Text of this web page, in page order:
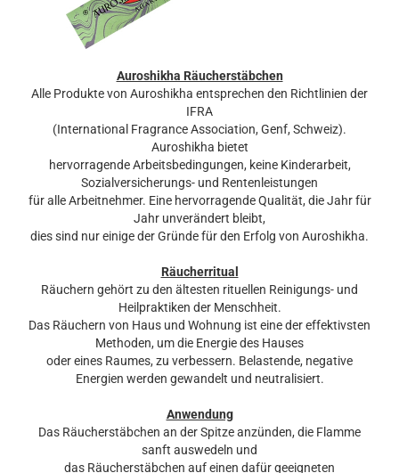
Auroshikha Räucherstäbchen
Alle Produkte von Auroshikha entsprechen den Richtlinien der
IFRA
(International Fragrance Association, Genf, Schweiz).
Auroshikha bietet
hervorragende Arbeitsbedingungen, keine Kinderarbeit,
Sozialversicherungs- und Rentenleistungen
für alle Arbeitnehmer. Eine hervorragende Qualität, die Jahr für
Jahr unverändert bleibt,
dies sind nur einige der Gründe für den Erfolg von Auroshikha.
Räucherritual
Räuchern gehört zu den ältesten rituellen Reinigungs- und
Heilpraktiken der Menschheit.
Das Räuchern von Haus und Wohnung ist eine der effektivsten
Methoden, um die Energie des Hauses
oder eines Raumes, zu verbessern. Belastende, negative
Energien werden gewandelt und neutralisiert.
Anwendung
Das Räucherstäbchen an der Spitze anzünden, die Flamme
sanft auswedeln und
das Räucherstäbchen auf einen dafür geeigneten